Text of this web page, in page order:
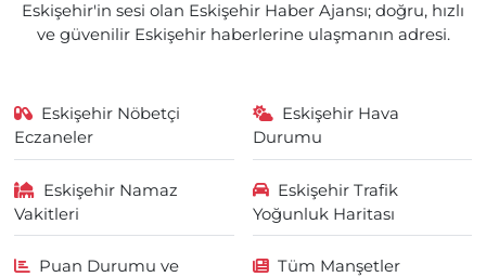
Eskişehir'in sesi olan Eskişehir Haber Ajansı; doğru, hızlı
ve güvenilir Eskişehir haberlerine ulaşmanın adresi.
Eskişehir Nöbetçi
Eczaneler
Eskişehir Hava
Durumu
Eskişehir Namaz
Vakitleri
Eskişehir Trafik
Yoğunluk Haritası
Puan Durumu ve
Tüm Manşetler